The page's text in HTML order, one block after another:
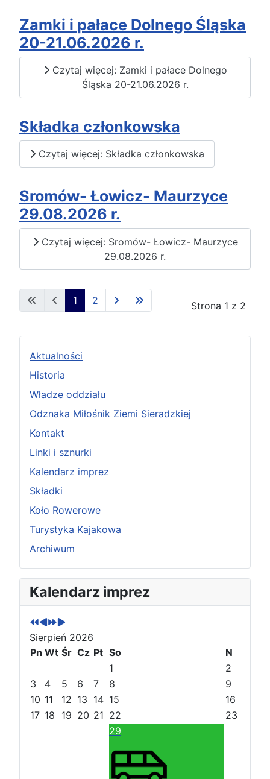
Aktualności
Historia
Władze oddziału
Odznaka Miłośnik Ziemi Sieradzkiej
Kontakt
Linki i sznurki
Kalendarz imprez
Składki
Koło Rowerowe
Turystyka Kajakowa
Archiwum
Kalendarz imprez
P
o
p
r
z
e
n
i
r
P
o
p
r
z
e
i
m
N
a
s
t
ę
p
y
r
o
N
a
s
t
ę
p
y
m
Sierpień 2026
Pn Wt Śr Cz Pt So
N
1
2
3
4 5 6 7 8
9
10 11 12 13 14 15
16
17 18 19 20 21 22
23
29
Zamki i pałace Dolnego Śląska
20-21.06.2026 r.
Czytaj więcej: Zamki i pałace Dolnego
Śląska 20-21.06.2026 r.
Składka członkowska
Czytaj więcej: Składka członkowska
Sromów- Łowicz- Maurzyce
29.08.2026 r.
Czytaj więcej: Sromów- Łowicz- Maurzyce
29.08.2026 r.
Strona 1 z 2
1 2